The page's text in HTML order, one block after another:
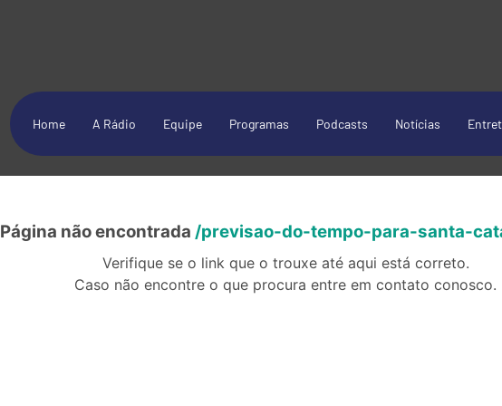
Home A Rádio Equipe Programas Podcasts Notícias
Página não encontrada /previsao-do-tempo-para-santa-
Verifique se o link que o trouxe até aqui está correto.
Caso não encontre o que procura entre em contato conosco.